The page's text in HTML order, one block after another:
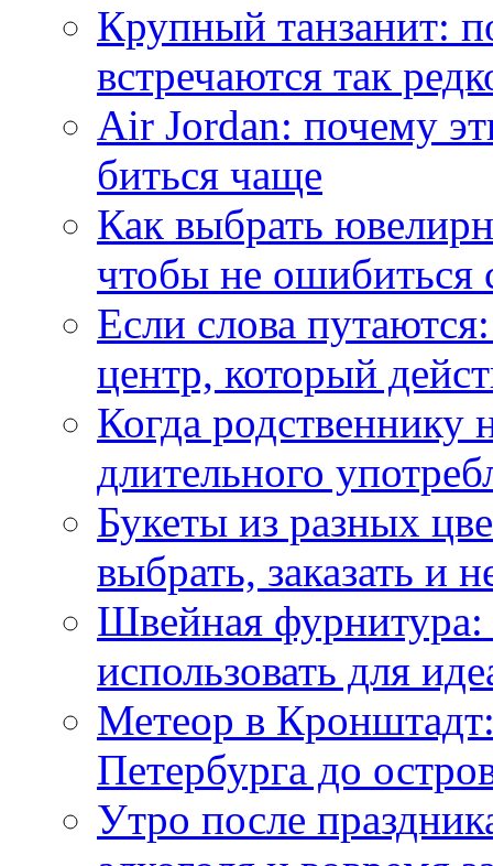
Крупный танзанит:
встречаются так
Air Jordan: почему
биться чаще
Как выбрать
чтобы не ошибиться
Если слова
центр, который
Когда
длительного
Букеты из разных
выбрать, заказать и
Швейная фурнитура:
использовать для
Метеор в
Петербурга до
Утро после